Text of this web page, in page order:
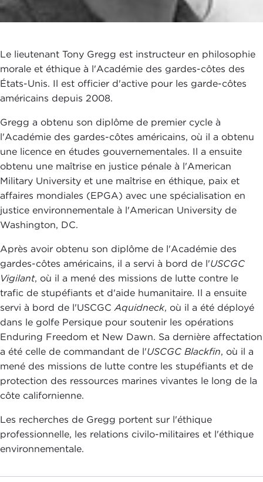
Le lieutenant Tony Gregg est instructeur en philosophie
morale et éthique à l'Académie des gardes-côtes des
États-Unis. Il est officier d'active pour les garde-côtes
américains depuis 2008.
Gregg a obtenu son diplôme de premier cycle à
l'Académie des gardes-côtes américains, où il a obtenu
une licence en études gouvernementales. Il a ensuite
obtenu une maîtrise en justice pénale à l'American
Military University et une maîtrise en éthique, paix et
affaires mondiales (EPGA) avec une spécialisation en
justice environnementale à l'American University de
Washington, DC.
Après avoir obtenu son diplôme de l'Académie des
gardes-côtes américains, il a servi à bord de l'USCGC
Vigilant, où il a mené des missions de lutte contre le
trafic de stupéfiants et d'aide humanitaire. Il a ensuite
servi à bord de l'USCGCAquidneck, où il a été déployé
dans le golfe Persique pour soutenir les opérations
Enduring Freedom et New Dawn. Sa dernière affectation
a été celle de commandant de l'USCGC Blackfin, où il a
mené des missions de lutte contre les stupéfiants et de
protection des ressources marines vivantes le long de la
côte californienne.
Les recherches de Gregg portent sur l'éthique
professionnelle, les relations civilo-militaires et l'éthique
environnementale.